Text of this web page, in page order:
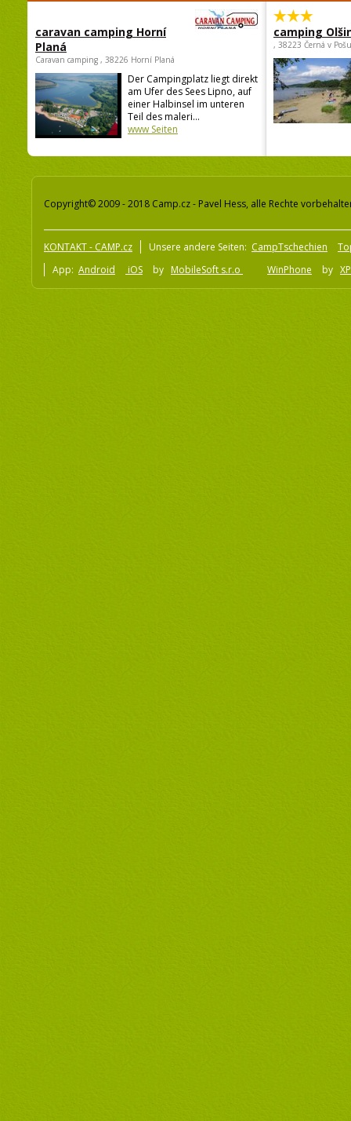
caravan camping Horní
Planá
Caravan camping , 38226 Horní Planá
Der Campingplatz liegt direkt
am Ufer des Sees Lipno, auf
einer Halbinsel im unteren
Teil des maleri...
www Seiten
camping
, 38223 Černá v
Copyright© 2009 - 2018 Camp.cz - Pavel Hess, alle Rechte
KONTAKT - CAMP.cz Unsere andere Seiten: CampTschechien
App: Android iOS by MobileSoft s.r.o WinPhone by